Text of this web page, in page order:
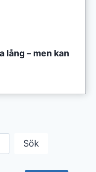
lång – men kan
Sök